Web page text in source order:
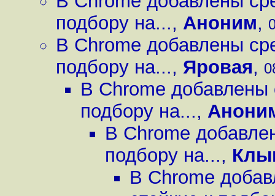
подбору на..., Аноним,
В Chrome добавлены
подбору на..., Яровая,
В Chrome добавлены
подбору на...,
В Chrome
подбору на...,
В Chrome